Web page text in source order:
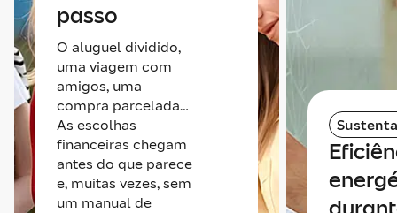
passo
O aluguel dividido,
uma viagem com
amigos, uma
compra parcelada…
As escolhas
financeiras chegam
antes do que parece
e, muitas vezes, sem
um manual de